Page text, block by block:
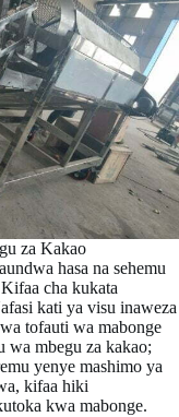
za Kakao
hasa na sehemu
cha kukata
kati ya visu inaweza
tofauti wa mabonge
wa mbegu za kakao;
yenye mashimo ya
kifaa hiki
kwa mabonge.